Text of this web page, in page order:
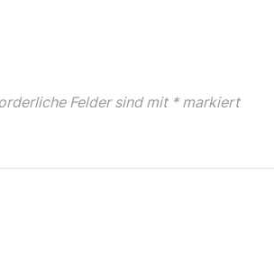
Felder sind mit *markiert